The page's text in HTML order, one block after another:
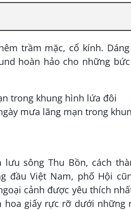
trầm mặc, cổ kính.
hoàn hảo cho những
sông Thu Bồn, cách
đầu Việt Nam, phố Hội
cảnh được yêu thích
giấy rực rỡ dưới những